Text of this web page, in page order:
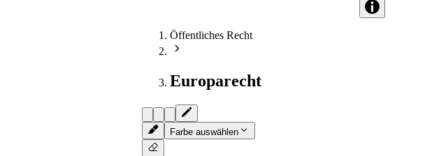
Öffentliches Recht
Europarecht
Farbe auswählen